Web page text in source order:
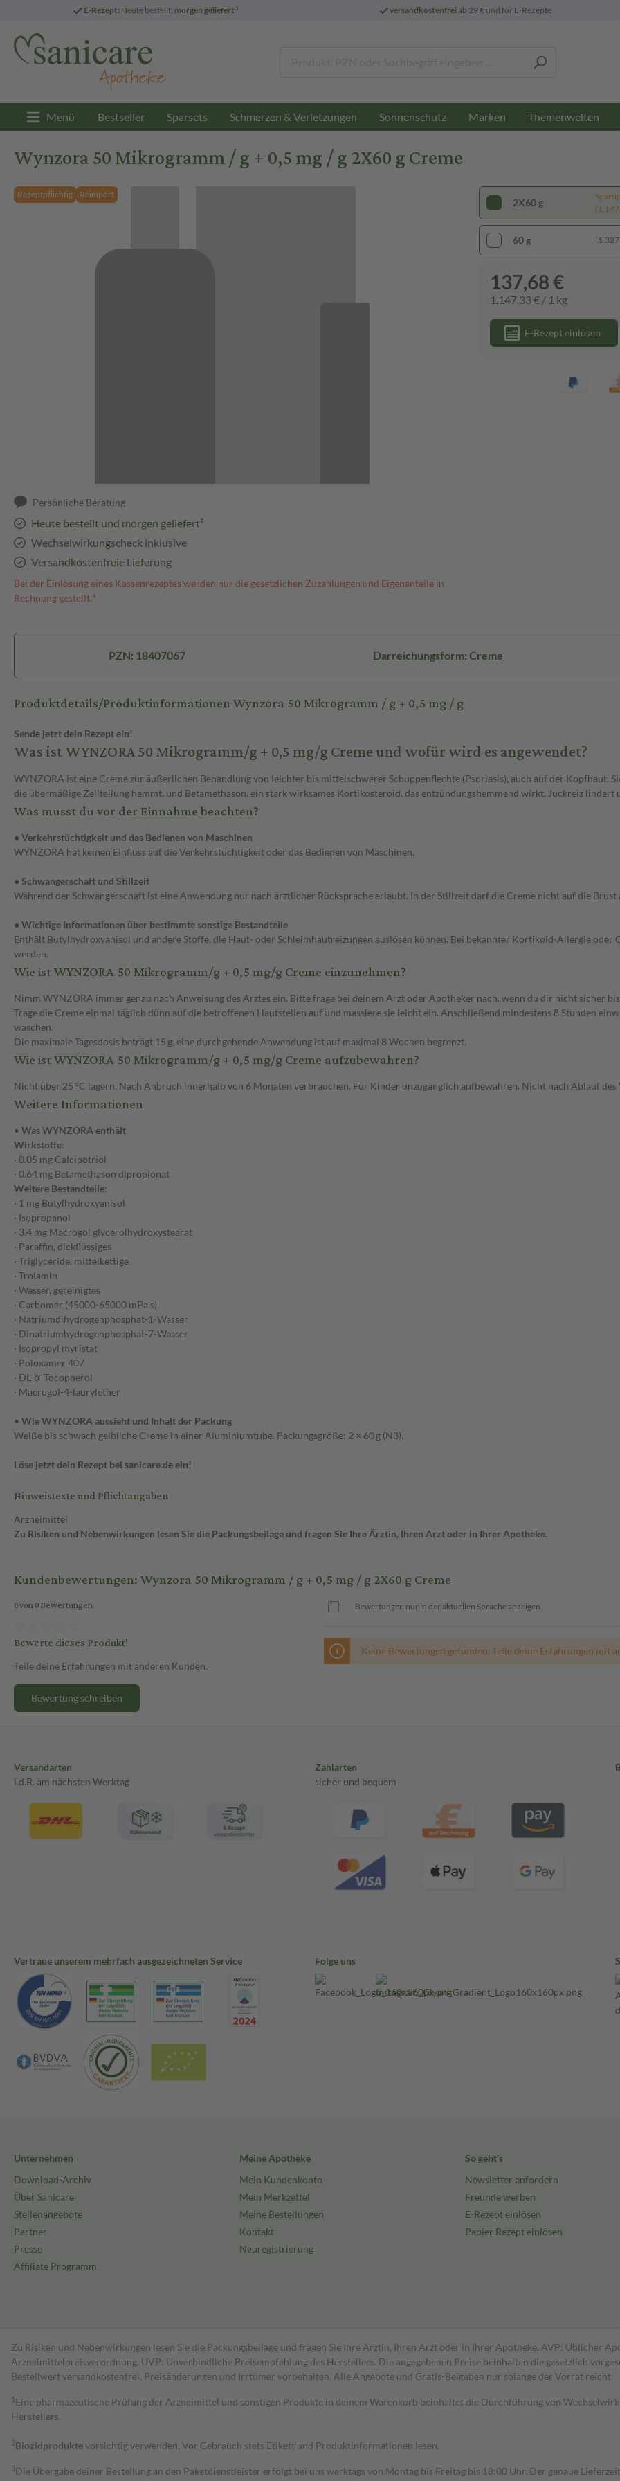
E-Rezept: Heute bestellt, morgen geliefert3 versandkostenfreiab 29 € und für E-Rezepte
Menü Bestseller Sparsets Schmerzen & Verletzungen Sonnenschutz Marken Themenwelten
Wynzora 50 Mikrogramm / g + 0,5 mg / g 2X60 g Creme
Rezeptpflichtig Reimport
Persönliche Beratung
Heute bestellt und morgen geliefert³
Wechselwirkungscheck inklusive
Versandkostenfreie Lieferung
Bei der Einlösung eines Kassenrezeptes werden nur die gesetzlichen Zuzahlungen und Eigenanteile in
Rechnung gestellt.⁴
2X60 g
60 g
137,68 €
1.147,33 € / 1 kg
E-Rezept einlösen
PZN: 18407067 Darreichungsform: Creme
Produktdetails/Produktinformationen Wynzora 50 Mikrogramm / g + 0,5 mg / g
Sende jetzt dein Rezept ein!
Was ist WYNZORA 50 Mikrogramm/g + 0,5 mg/g Creme und wofür wird es angewendet?
WYNZORA ist eine Creme zur äußerlichen Behandlung von leichter bis mittelschwerer Schuppenflechte (Psoriasis), auch auf der
die übermäßige Zellteilung hemmt, und Betamethason, ein stark wirksames Kortikosteroid, das entzündungshemmend wirkt, Juckreiz lindert
Was musst du vor der Einnahme beachten?
● Verkehrstüchtigkeit und das Bedienen von Maschinen
WYNZORA hat keinen Einfluss auf die Verkehrstüchtigkeit oder das Bedienen von Maschinen.
● Schwangerschaft und Stillzeit
Während der Schwangerschaft ist eine Anwendung nur nach ärztlicher Rücksprache erlaubt. In der Stillzeit darf die Creme nicht auf die Brust
● Wichtige Informationen über bestimmte sonstige Bestandteile
Enthält Butylhydroxyanisol und andere Stoffe, die Haut- oder Schleimhautreizungen auslösen können. Bei bekannter Kortikoid-Allergie
werden.
Wie ist WYNZORA 50 Mikrogramm/g + 0,5 mg/g Creme einzunehmen?
Nimm WYNZORA immer genau nach Anweisung des Arztes ein. Bitte frage bei deinem Arzt oder Apotheker nach, wenn du dir nicht sicher
Trage die Creme einmal täglich dünn auf die betroffenen Hautstellen auf und massiere sie leicht ein. Anschließend mindestens 8 Stunden
waschen.
Die maximale Tagesdosis beträgt 15 g, eine durchgehende Anwendung ist auf maximal 8 Wochen begrenzt.
Wie ist WYNZORA 50 Mikrogramm/g + 0,5 mg/g Creme aufzubewahren?
Nicht über 25 °C lagern. Nach Anbruch innerhalb von 6 Monaten verbrauchen. Für Kinder unzugänglich aufbewahren. Nicht nach Ablauf
Weitere Informationen
• Was WYNZORA enthält
Wirkstoffe:
· 0.05 mg Calcipotriol
· 0.64 mg Betamethason dipropionat
Weitere Bestandteile:
· 1 mg Butylhydroxyanisol
· Isopropanol
· 3.4 mg Macrogol glycerolhydroxystearat
· Paraffin, dickflüssiges
· Triglyceride, mittelkettige
· Trolamin
· Wasser, gereinigtes
· Carbomer (45000-65000 mPa.s)
· Natriumdihydrogenphosphat-1-Wasser
· Dinatriumhydrogenphosphat-7-Wasser
· Isopropyl myristat
· Poloxamer 407
· DL-α-Tocopherol
· Macrogol-4-laurylether
• Wie WYNZORA aussieht und Inhalt der Packung
Weiße bis schwach gelbliche Creme in einer Aluminiumtube. Packungsgröße: 2 × 60 g (N3).
Löse jetzt dein Rezept bei sanicare.de ein!
Hinweistexte und Pflichtangaben
Arzneimittel
Zu Risiken und Nebenwirkungen lesen Sie die Packungsbeilage und fragen Sie Ihre Ärztin, Ihren Arzt oder in Ihrer Apotheke.
Kundenbewertungen: Wynzora 50 Mikrogramm / g + 0,5 mg / g 2X60 g Creme
0 von 0 Bewertungen
Bewerte dieses Produkt!
Teile deine Erfahrungen mit anderen Kunden.
Bewertung schreiben
Bewertungen nur in der aktuellen Sprache anzeigen.
Keine Bewertungen gefunden. Teile deine Erfahrungen mit
Versandarten
i.d.R. am nächsten Werktag
Zahlarten
sicher und bequem
Vertraue unserem mehrfach ausgezeichneten Service Folge uns
Unternehmen
Download-Archiv
Über Sanicare
Stellenangebote
Partner
Presse
Affiliate Programm
Meine Apotheke
Mein Kundenkonto
Mein Merkzettel
Meine Bestellungen
Kontakt
Neuregistrierung
So geht's
Newsletter anfordern
Freunde werben
E-Rezept einlösen
Papier Rezept einlösen
Zu Risiken und Nebenwirkungen lesen Sie die Packungsbeilage und fragen Sie Ihre Ärztin, Ihren Arzt oder in Ihrer Apotheke. AVP: Üblicher
Arzneimittelpreisverordnung. UVP: Unverbindliche Preisempfehlung des Herstellers. Die angegebenen Preise beinhalten die gesetzlich
Bestell­wert versand­kosten­frei. Preisänderungen und Irrtümer vorbehalten. Alle Angebote und Gratis-Beigaben nur solange der Vorrat reicht.
1 Eine pharmazeutische Prüfung der Arzneimittel und sonstigen Produkte in deinem Warenkorb beinhaltet die Durchführung von
Herstellers.
2Biozidproduktevorsichtig verwenden. Vor Gebrauch stets Etikett und Produktinformationen lesen.
3Die Übergabe deiner Bestellung an den Paketdienstleister erfolgt bei uns werktags von Montag bis Freitag bis 18:00 Uhr. Der genaue